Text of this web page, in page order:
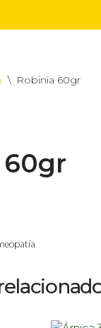
\ Robinia 60gr
60gr